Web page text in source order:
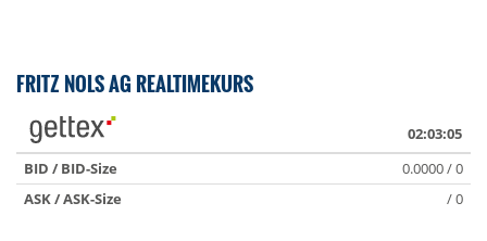
FRITZ NOLS AG REALTIMEKURS
02:03:05
BID / BID-Size
0.0000 / 0
ASK / ASK-Size
/ 0